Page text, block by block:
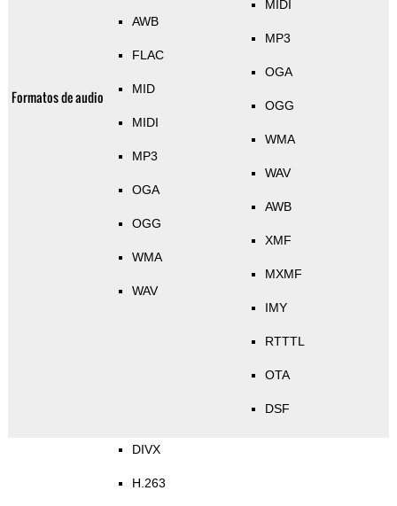
Formatos de audio
AWB
FLAC
MID
MIDI
MP3
OGA
OGG
WMA
WAV
MIDI
MP3
OGA
OGG
WMA
WAV
AWB
XMF
MXMF
IMY
RTTTL
OTA
DSF
DIVX
H.263